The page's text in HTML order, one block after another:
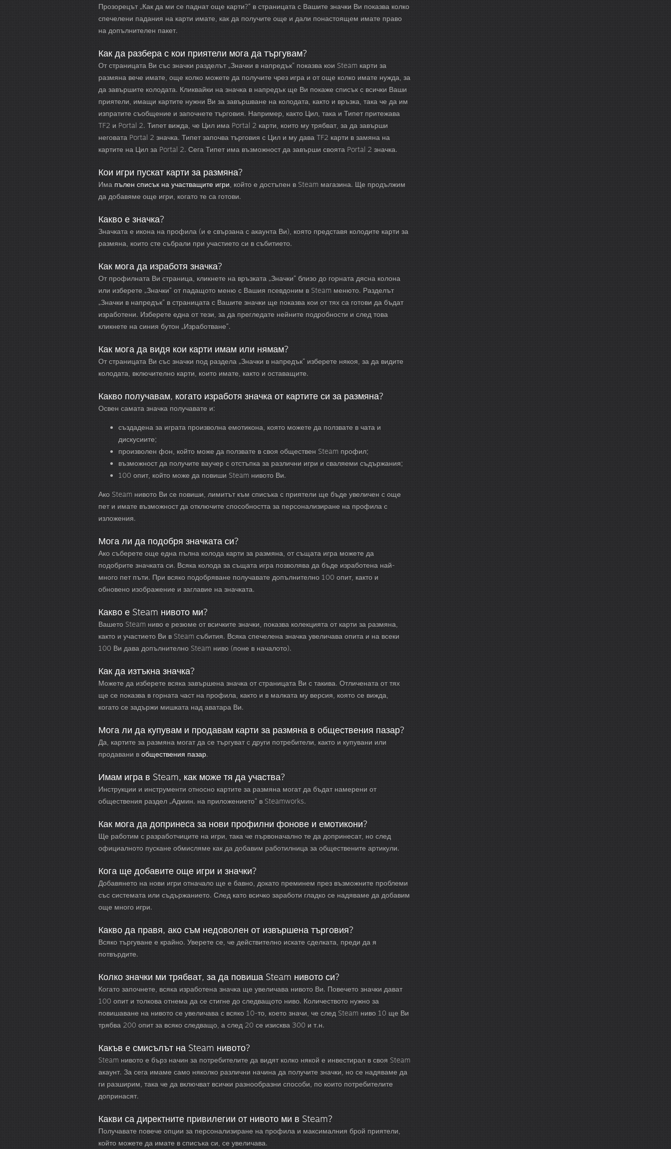
Прозорецът „Как да ми се паднат още карти?“ в страницата с Вашите значки Ви показва колко
спечелени падания на карти имате, как да получите още и дали понастоящем имате право
на допълнителен пакет.
Как да разбера с кои приятели мога да търгувам?
От страницата Ви със значки разделът „Значки в напредък“ показва кои Steam карти за
размяна вече имате, още колко можете да получите чрез игра и от още колко имате нужда, за
да завършите колодата. Кликвайки на значка в напредък ще Ви покаже списък с всички Ваши
приятели, имащи картите нужни Ви за завършване на колодата, както и връзка, така че да им
изпратите съобщение и започнете търговия. Например, както Цил, така и Типет притежава
TF2 и Portal 2. Типет вижда, че Цил има Portal 2 карти, които му трябват, за да завърши
неговата Portal 2 значка. Типет започва търговия с Цил и му дава TF2 карти в замяна на
картите на Цил за Portal 2. Сега Типет има възможност да завърши своята Portal 2 значка.
Кои игри пускат карти за размяна?
Има пълен списък на участващите игри , който е достъпен в Steam магазина. Ще продължим
да добавяме още игри, когато те са готови.
Какво е значка?
Значката е икона на профила (и е свързана с акаунта Ви), която представя колодите карти за
размяна, които сте събрали при участието си в събитието.
Как мога да изработя значка?
От профилната Ви страница, кликнете на връзката „Значки“ близо до горната дясна колона
или изберете „Значки“ от падащото меню с Вашия псевдоним в Steam менюто. Разделът
„Значки в напредък“ в страницата с Вашите значки ще показва кои от тях са готови да бъдат
изработени. Изберете една от тези, за да прегледате нейните подробности и след това
кликнете на синия бутон „Изработване“.
Как мога да видя кои карти имам или нямам?
От страницата Ви със значки под раздела „Значки в напредък“ изберете някоя, за да видите
колодата, включително карти, които имате, както и оставащите.
Какво получавам, когато изработя значка от картите си за размяна?
Освен самата значка получавате и:
създадена за играта произволна емотикона, която можете да ползвате в чата и
дискусиите;
произволен фон, който може да ползвате в своя обществен Steam профил;
възможност да получите ваучер с отстъпка за различни игри и сваляеми съдържания;
100 опит, който може да повиши Steam нивото Ви.
Ако Steam нивото Ви се повиши, лимитът към списъка с приятели ще бъде увеличен с още
пет и имате възможност да отключите способността за персонализиране на профила с
изложения.
Мога ли да подобря значката си?
Ако съберете още една пълна колода карти за размяна, от същата игра можете да
подобрите значката си. Всяка колода за същата игра позволява да бъде изработена най-
много пет пъти. При всяко подобряване получавате допълнително 100 опит, както и
обновено изображение и заглавие на значката.
Какво е Steam нивото ми?
Вашето Steam ниво е резюме от всичките значки, показва колекцията от карти за размяна,
както и участието Ви в Steam събития. Всяка спечелена значка увеличава опита и на всеки
100 Ви дава допълнително Steam ниво (поне в началото).
Как да изтъкна значка?
Можете да изберете всяка завършена значка от страницата Ви с такива. Отличената от тях
ще се показва в горната част на профила, както и в малката му версия, която се вижда,
когато се задържи мишката над аватара Ви.
Мога ли да купувам и продавам карти за размяна в обществения пазар?
Да, картите за размяна могат да се търгуват с други потребители, както и купувани или
продавани в обществения пазар.
Имам игра в Steam, как може тя да участва?
Инструкции и инструменти относно картите за размяна могат да бъдат намерени от
обществения раздел „Админ. на приложението“ в Steamworks.
Как мога да допринеса за нови профилни фонове и емотикони?
Ще работим с разработчиците на игри, така че първоначално те да допринесат, но след
официалното пускане обмисляме как да добавим работилница за обществените артикули.
Кога ще добавите още игри и значки?
Добавянето на нови игри отначало ще е бавно, докато преминем през възможните проблеми
със системата или съдържанието. След като всичко заработи гладко се надяваме да добавим
още много игри.
Какво да правя, ако съм недоволен от извършена търговия?
Всяко търгуване е крайно. Уверете се, че действително искате сделката, преди да я
потвърдите.
Колко значки ми трябват, за да повиша Steam нивото си?
Когато започнете, всяка изработена значка ще увеличава нивото Ви. Повечето значки дават
100 опит и толкова отнема да се стигне до следващото ниво. Количеството нужно за
повишаване на нивото се увеличава с всяко 10-то, което значи, че след Steam ниво 10 ще Ви
трябва 200 опит за всяко следващо, а след 20 се изисква 300 и т.н.
Какъв е смисълът на Steam нивото?
Steam нивото е бърз начин за потребителите да видят колко някой е инвестирал в своя Steam
акаунт. За сега имаме само няколко различни начина да получите значки, но се надяваме да
ги разширим, така че да включват всички разнообразни способи, по които потребителите
допринасят.
Какви са директните привилегии от нивото ми в Steam?
Получавате повече опции за персонализиране на профила и максималния брой приятели,
който можете да имате в списъка си, се увеличава.